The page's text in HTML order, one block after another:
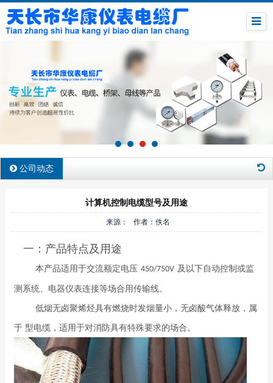
公司动态
计算机控制电缆型号及用途
来源： 作者：佚名
一：产品特点及用途
本产品适用于交流额定电压 450/750V 及以下自动控制或监
测系统、电器仪表连接等场合用传输线。
低烟无卤聚烯烃具有燃烧时发烟量小，无卤酸气体释放，属
于 型电缆，适用于对消防具有特殊要求的场合。